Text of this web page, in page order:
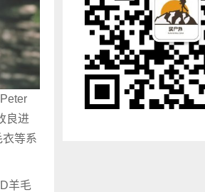
良进
等系
羊毛